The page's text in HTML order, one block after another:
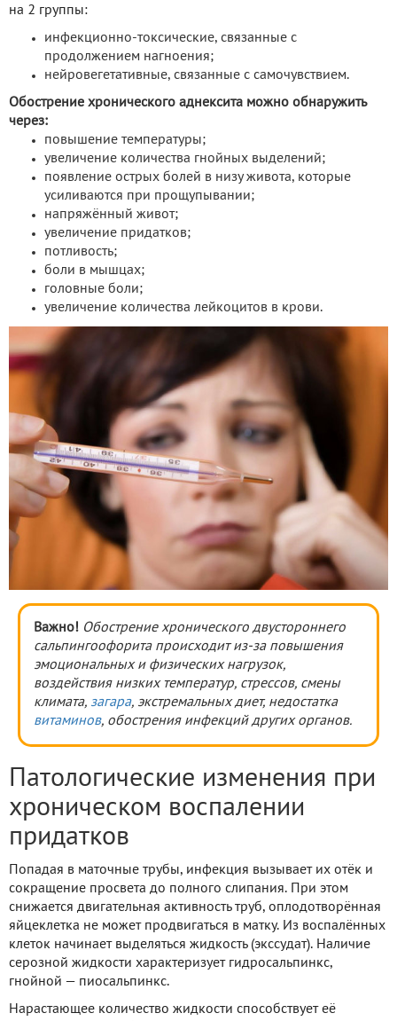
на 2 группы:
инфекционно-токсические, связанные с
продолжением нагноения;
нейровегетативные, связанные с самочувствием.
Обострение хронического аднексита можно обнаружить
через:
повышение температуры;
увеличение количества гнойных выделений;
появление острых болей в низу живота, которые
усиливаются при прощупывании;
напряжённый живот;
увеличение придатков;
потливость;
боли в мышцах;
головные боли;
увеличение количества лейкоцитов в крови.
Важно! Обострение хронического двустороннего
сальпингоофорита происходит из-за повышения
эмоциональных и физических нагрузок,
воздействия низких температур, стрессов, смены
климата, загара, экстремальных диет, недостатка
витаминов, обострения инфекций других органов.
Патологические изменения при
хроническом воспалении
придатков
Попадая в маточные трубы, инфекция вызывает их отёк и
сокращение просвета до полного слипания. При этом
снижается двигательная активность труб, оплодотворённая
яйцеклетка не может продвигаться в матку. Из воспалённых
клеток начинает выделяться жидкость (экссудат). Наличие
серозной жидкости характеризует гидросальпинкс,
гнойной — пиосальпинкс.
Нарастающее количество жидкости способствует её